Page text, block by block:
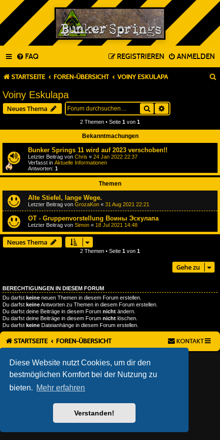
Diese Website nutzt Cookies, um dir den
bestmöglichen Komfort bei der Nutzung zu
bieten. Mehr erfahren
Verstanden!
FAQ ANMELDEN
REGISTRIEREN
STARTSEITE FOREN-ÜBERSICHT VOINY ESKULAPA
Voiny Eskulapa
Neues Thema Suche
2 Themen • Seite 1 von 1
Bekanntmachungen
Bunker Springs 11 wird auf 2023 verschoben!!
Letzter Beitrag von Chris « 24 Jan 2022 22:37
Verfasst in Aktuelle Informationen
Antworten: 1
Themen
Alte Stiefel, lange Wege.
Letzter Beitrag von GrozaKon « 31 Aug 2021 22:21
OT - Gruppenvorstellung Воины Эскулапа
Letzter Beitrag von Simon « 18 Jul 2021 14:48
Neues Thema
2 Themen • Seite 1 von 1
Gehe zu
BERECHTIGUNGEN IN DIESEM FORUM
Du darfst keine neuen Themen in diesem Forum erstellen.
Du darfst keineAntworten zu Themen in diesem Forum erstellen.
Du darfst deine Beiträge in diesem Forum nicht ändern.
Du darfst deine Beiträge in diesem Forum nicht löschen.
Du darfst keine Dateianhänge in diesem Forum erstellen.
STARTSEITE FOREN-ÜBERSICHT KONTAKT
POWERED BYPHPBB® FORUM SOFTWARE © PHPBB LIMITED
DEUTSCHE ÜBERSETZUNG DURCH PHPBB.DE
DATENSCHUTZ